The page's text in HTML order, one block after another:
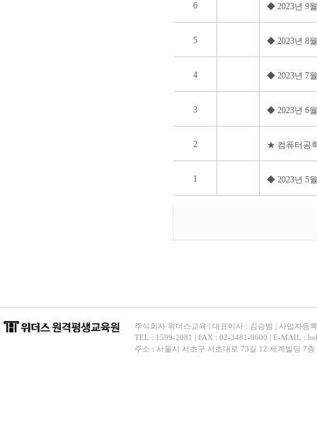
6 ◆ 2023년 9
5 ◆ 2023년 8
4 ◆ 2023년 7
3 ◆ 2023년 6
2 ★ 컴퓨터공
1 ◆ 2023년 5
주식회사 위더스교육 | 대표이사 : 김승범 | 사업자등
TEL : 1599-2081 | FAX : 02-3481-0600 | E-MAIL :
주소 : 서울시 서초구 서초대로 73길 12 세계빌딩 7층